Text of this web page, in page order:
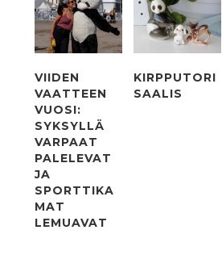
VIIDEN
VAATTEEN
VUOSI:
SYKSYLLÄ
VARPAAT
PALELEVAT
JA
SPORTTIKA
MAT
LEMUAVAT
KIRPPUTORI
SAALIS